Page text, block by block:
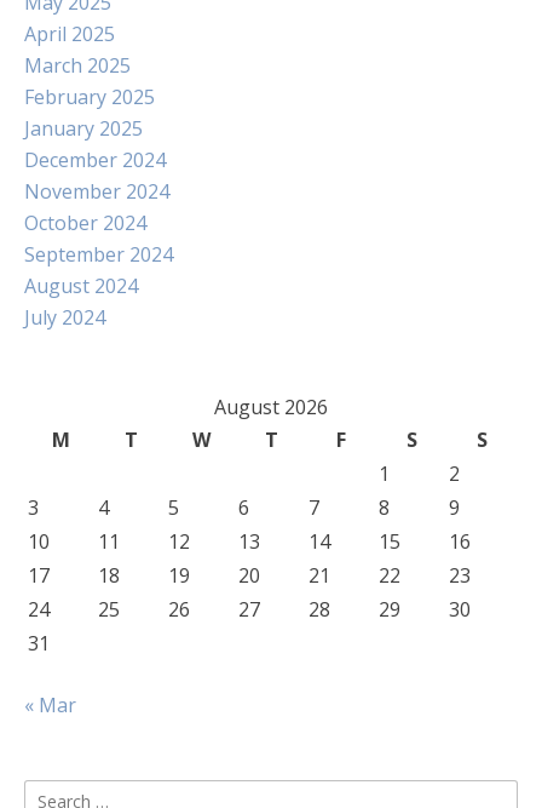
April 2025
March 2025
February 2025
January 2025
December 2024
November 2024
October 2024
September 2024
August 2024
July 2024
August 2026
M
T W T F S
S
1
2
3
4 5 6 7 8
9
10
11 12 13 14 15
16
17
18 19 20 21 22
23
24
25 26 27 28 29
30
31
« Mar
Search